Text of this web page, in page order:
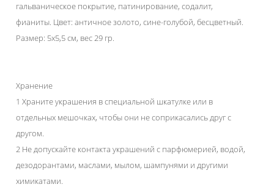
гальваническое покрытие, патинирование, содалит,
фианиты. Цвет: античное золото, сине-голубой, бесцветный.
Размер: 5х5,5 см, вес 29 гр.
Хранение
1 Храните украшения в специальной шкатулке или в
отдельных мешочках, чтобы они не соприкасались друг с
другом.
2 Не допускайте контакта украшений с парфюмерией, водой,
дезодорантами, маслами, мылом, шампунями и другими
химикатами.